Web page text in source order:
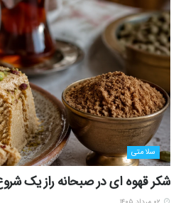
سلامتی
شکر قهوه ای در صبحانه راز یک